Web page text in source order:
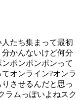
たち集まって最初
かんないけど何分
ポンポンポンって
オンライン?オンラ
させるんだと思っ
ラムっぽいよねスク